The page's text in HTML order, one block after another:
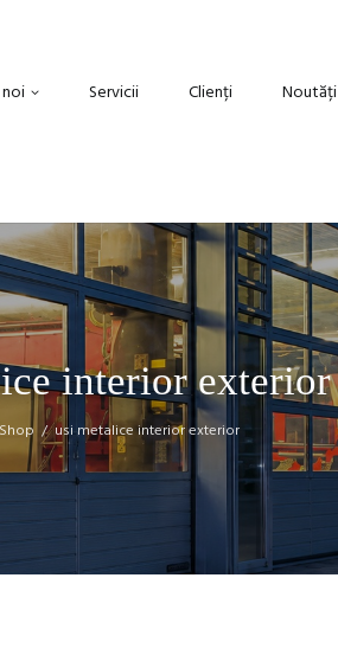
Servicii Clienți Noutăți
interior exterior
Shop usi metalice interior exterior